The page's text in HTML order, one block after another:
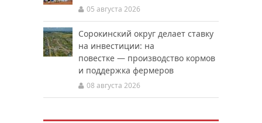
05 августа 2026
Сорокинский округ делает ставку
на инвестиции: на
повестке — производство кормов
и поддержка фермеров
08 августа 2026